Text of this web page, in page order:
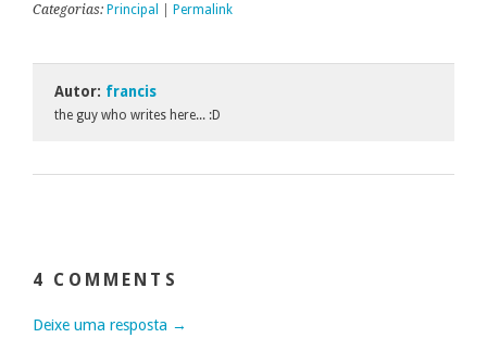
Categorias: Principal Permalink
Autor: francis
the guy who writes here... :D
4 COMMENTS
Deixe uma resposta →